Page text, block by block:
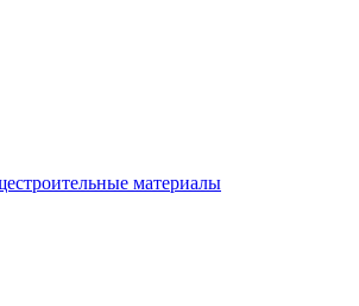
материалы